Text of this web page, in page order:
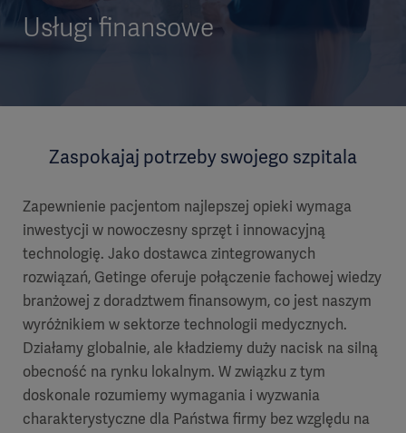
Usługi finansowe
Zaspokajaj potrzeby swojego szpitala
Zapewnienie pacjentom najlepszej opieki wymaga
inwestycji w nowoczesny sprzęt i innowacyjną
technologię. Jako dostawca zintegrowanych
rozwiązań, Getinge oferuje połączenie fachowej wiedzy
branżowej z doradztwem finansowym, co jest naszym
wyróżnikiem w sektorze technologii medycznych.
Działamy globalnie, ale kładziemy duży nacisk na silną
obecność na rynku lokalnym. W związku z tym
doskonale rozumiemy wymagania i wyzwania
charakterystyczne dla Państwa firmy bez względu na